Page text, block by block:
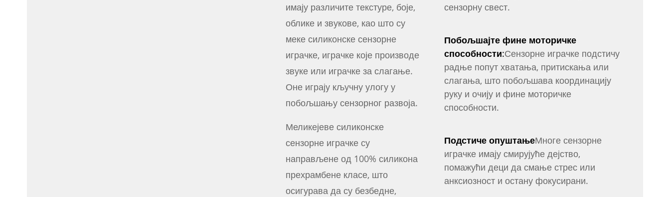
имају различите текстуре, боје,
облике и звукове, као што су
меке силиконске сензорне
играчке, играчке које производе
звуке или играчке за слагање.
Оне играју кључну улогу у
побољшању сензорног развоја.
Меликејеве силиконске
сензорне играчке су
направљене од 100% силикона
прехрамбене класе, што
осигурава да су безбедне,
сензорну свест.
Побољшајте фине моторичке
способности:Сензорне играчке подстичу
радње попут хватања, притискања или
слагања, што побољшава координацију
руку и очију и фине моторичке
способности.
Подстиче опуштањеМноге сензорне
играчке имају смирујуће дејство,
помажући деци да смање стрес или
анксиозност и остану фокусирани.